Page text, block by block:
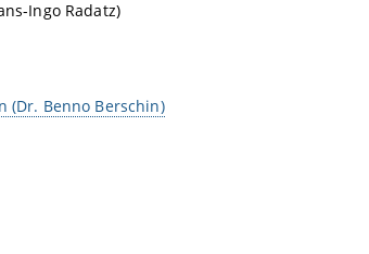
Ingo Radatz)
(Dr. Benno Berschin)